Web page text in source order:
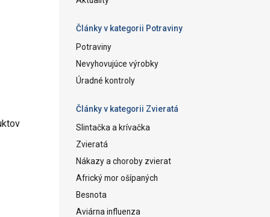
Články v kategorii Potraviny
Potraviny
Nevyhovujúce výrobky
Úradné kontroly
Články v kategorii Zvieratá
Slintačka a krívačka
Zvieratá
Nákazy a choroby zvierat
Africký mor ošípaných
Besnota
Aviárna influenza